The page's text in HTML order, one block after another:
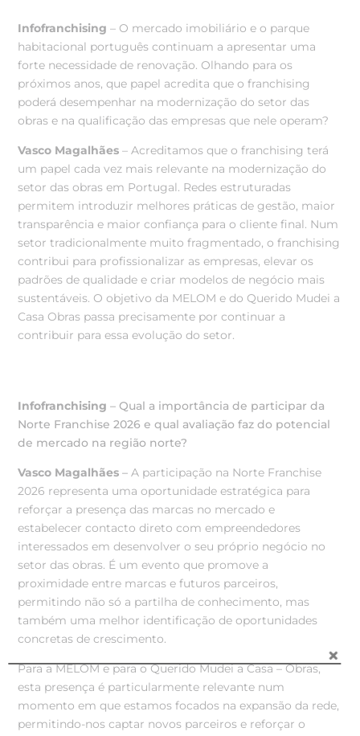
Infofranchising – O mercado imobiliário e o parque
habitacional português continuam a apresentar uma
forte necessidade de renovação. Olhando para os
próximos anos, que papel acredita que o franchising
poderá desempenhar na modernização do setor das
obrase na qualificação das empresas que nele operam?
Vasco Magalhães – Acreditamos que o franchising terá
um papel cada vez mais relevante na modernização do
setor das obras em Portugal. Redes estruturadas
permitem introduzir melhores práticas de gestão, maior
transparência e maior confiança para o cliente final. Num
setor tradicionalmente muito fragmentado, o franchising
contribui para profissionalizar as empresas, elevar os
padrões de qualidade e criar modelos de negócio mais
sustentáveis. O objetivo da MELOM e do Querido Mudei a
Casa Obras passa precisamente por continuar a
contribuir para essa evolução do setor.
Infofranchising – Qual a importância de participar da
Norte Franchise 2026 e qual avaliação faz do potencial
de mercado na região norte?
Vasco Magalhães –A participação na Norte Franchise
2026 representa uma oportunidade estratégica para
reforçar a presença das marcas no mercado e
estabelecer contacto direto com empreendedores
interessados em desenvolver o seu próprio negócio no
setor das obras. É um evento que promove a
proximidade entre marcas e futuros parceiros,
permitindo não só a partilha de conhecimento, mas
também uma melhor identificação de oportunidades
concretas de crescimento.
Para a MELOM e para o Querido Mudei a Casa – Obras,
esta presença é particularmente relevante num
momento em que estamos focados na expansão da rede,
permitindo-nos captar novos parceiros e reforçar o